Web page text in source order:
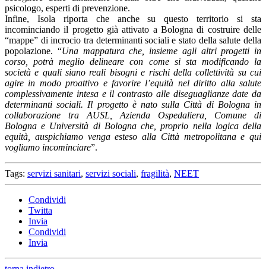
psicologo, esperti di prevenzione.
Infine, Isola riporta che anche su questo territorio si sta
incominciando il progetto già attivato a Bologna di costruire delle
“mappe” di incrocio tra determinanti sociali e stato della salute della
popolazione. “Una mappatura che, insieme agli altri progetti in
corso, potrà meglio delineare con come si sta modificando la
società e quali siano reali bisogni e rischi della collettività su cui
agire in modo proattivo e favorire l’equità nel diritto alla salute
complessivamente intesa e il contrasto alle diseguaglianze date da
determinanti sociali. Il progetto è nato sulla Città di Bologna in
collaborazione tra AUSL, Azienda Ospedaliera, Comune di
Bologna e Università di Bologna che, proprio nella logica della
equità, auspichiamo venga esteso alla Città metropolitana e qui
vogliamo incominciare”.
Tags: servizi sanitari, servizi sociali, fragilità, NEET
Condividi
Twitta
Invia
Condividi
Invia